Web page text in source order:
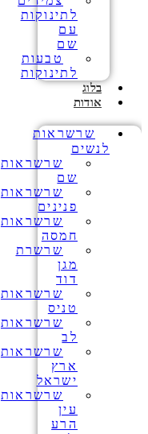
לתינוקות
עם
שם
טבעות
לתינוקות
בלוג
אודות
שרשראות
לנשים
שרשראות
שם
שרשראות
פנינים
שרשראות
חמסה
שרשרת
מגן
דוד
שרשראות
טניס
שרשראות
לב
שרשראות
ארץ
ישראל
שרשראות
עין
הרע